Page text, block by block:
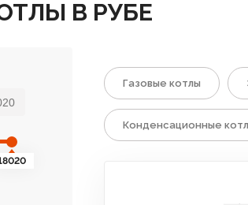
В РУБЕ
Газовые котлы
Конденсационные